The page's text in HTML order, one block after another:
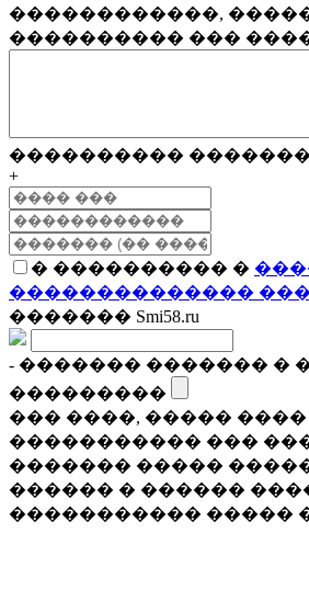
������������,
���������� ���
����������
+
� ���������� �
��������������
������� Smi58.ru
- ������� ������� �
���������
��� ����, �����
����������� ���
������� �����
������ � ������
����������� �����